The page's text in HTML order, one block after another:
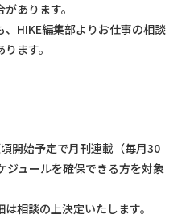
あります。
HIKE編集部よりお仕事の相談
ます。
開始予定で月刊連載（毎月30
ジュールを確保できる方を対象
相談の上決定いたします。